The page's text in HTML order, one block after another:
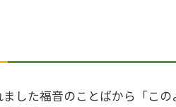
した福音のことばから「こ